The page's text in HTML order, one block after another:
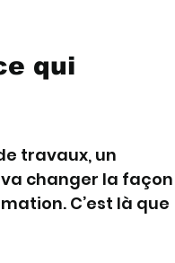
qui
travaux, un
changer la façon
C’est là que